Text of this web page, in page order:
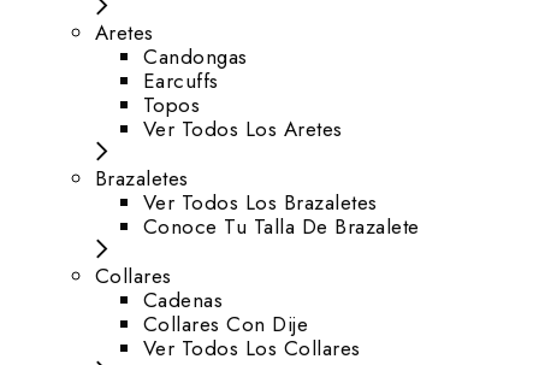
Aretes
⁠Candongas
Earcuffs
Topos
Ver Todos Los Aretes
Brazaletes
Ver Todos Los Brazaletes
Conoce Tu Talla De Brazalete
Collares
Cadenas
Collares Con Dije
Ver Todos Los Collares